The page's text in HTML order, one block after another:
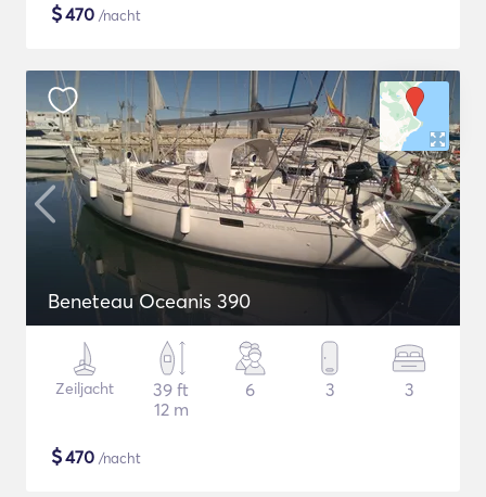
$470 /nacht
Beneteau Oceanis 390
Zeiljacht
39 ft
12 m
6 3 3
$470 /nacht